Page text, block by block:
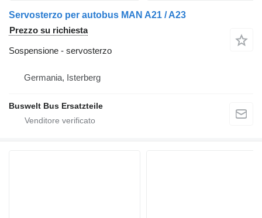
Servosterzo per autobus MAN A21 / A23
Prezzo su richiesta
Sospensione - servosterzo
Germania, Isterberg
Buswelt Bus Ersatzteile